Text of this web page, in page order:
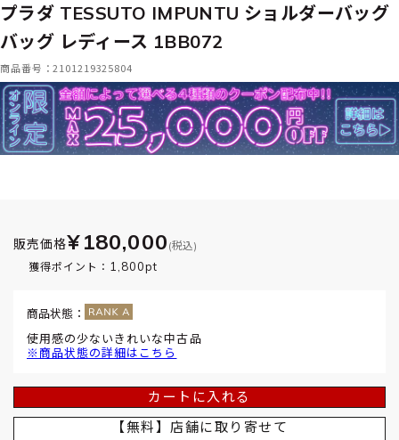
プラダ TESSUTO IMPUNTU ショルダーバッグ
バッグ レディース 1BB072
商品番号：2101219325804
販売価格¥180,000 (税込)
獲得ポイント： 1,800pt
商品状態：
使用感の少ないきれいな中古品
※商品状態の詳細はこちら
カートに入れる
【無料】店舗に取り寄せて